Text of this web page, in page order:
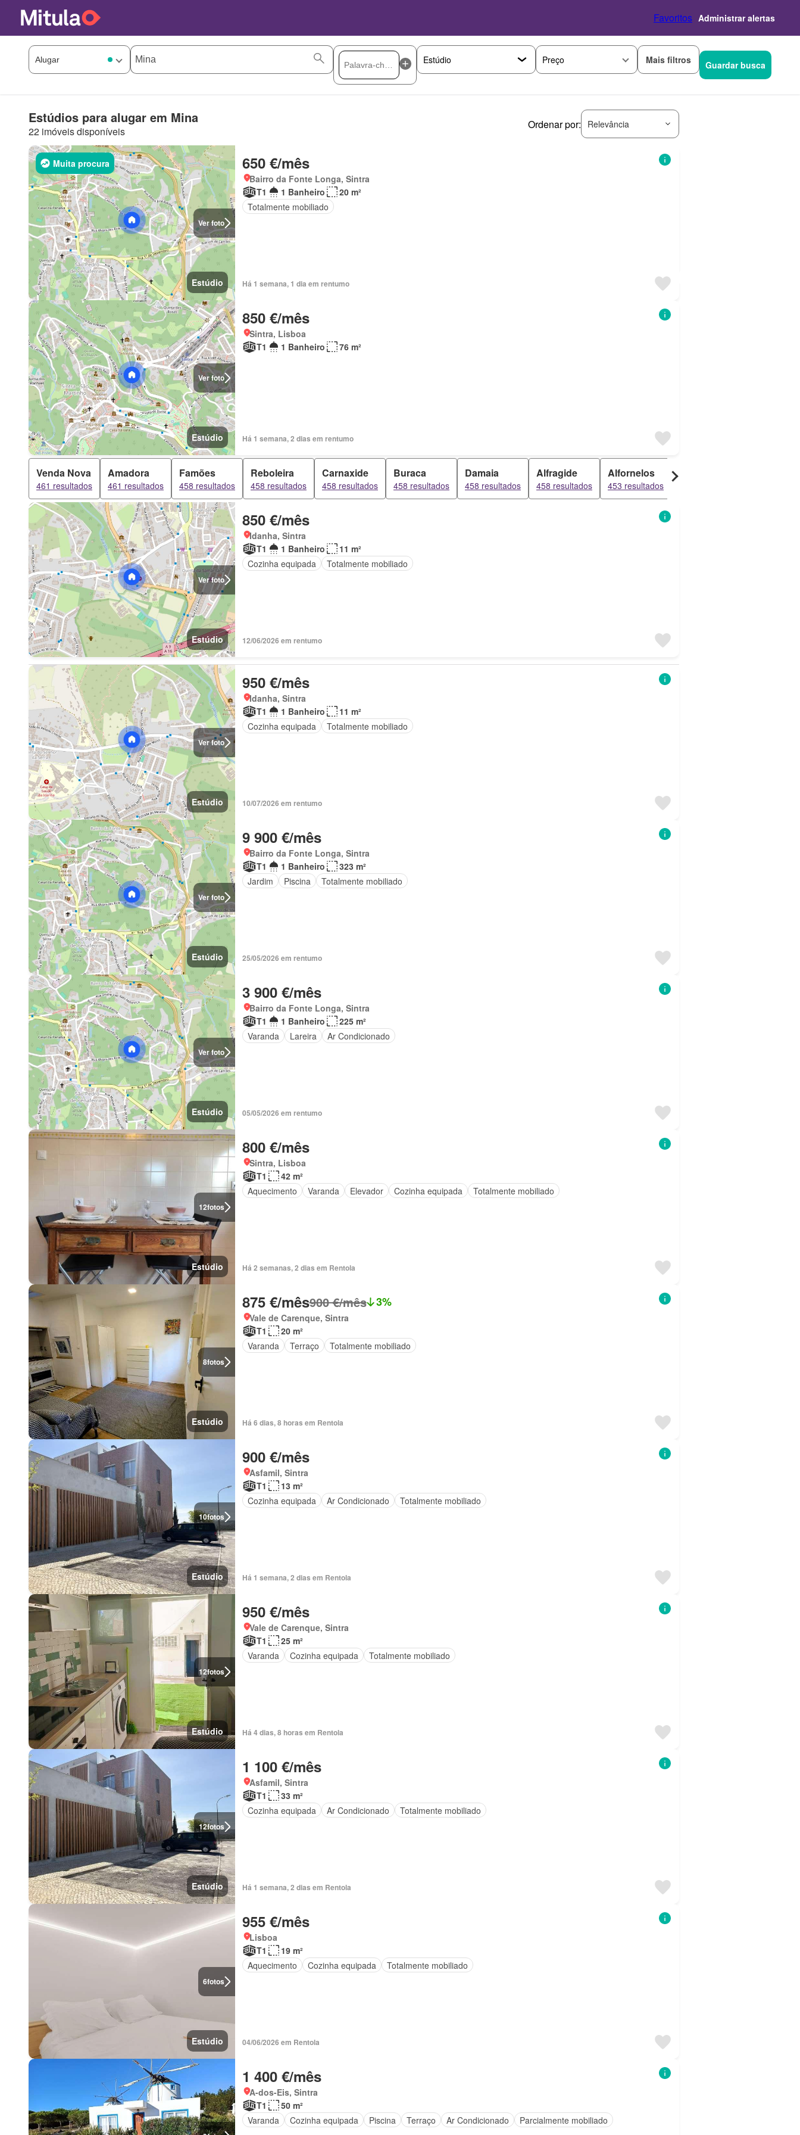
Favoritos Administrar alertas
Preço Mais filtros Guardar busca
Estúdios para alugar em Mina
22 imóveis disponíveis
Ordenar por: Relevância
Ver foto
Muita procura
Estúdio
650 €/mês
Bairro da Fonte Longa, Sintra
T1
1 Banheiro
20 m²
Totalmente mobiliado
Há 1 semana, 1 dia em rentumo
Ver foto
Estúdio
850 €/mês
Sintra, Lisboa
T1
1 Banheiro 76 m²
Há 1 semana, 2 dias em rentumo
Venda Nova
461 resultados
Amadora
461 resultados
Famões
458 resultados
Reboleira
458 resultados
Carnaxide
458 resultados
Buraca
458 resultados
Damaia
458 resultados
Alfragide
458 resultados
Alfornelos
453 resultados
Ver foto
Estúdio
850 €/mês
Idanha, Sintra
T1
1 Banheiro
11 m²
Cozinha equipada
Totalmente mobiliado
12/06/2026 em rentumo
Ver foto
Estúdio
950 €/mês
Idanha, Sintra
T1
1 Banheiro
11 m²
Cozinha equipada
Totalmente mobiliado
10/07/2026 em rentumo
Ver foto
Estúdio
9 900 €/mês
Bairro da Fonte Longa, Sintra
T1
1 Banheiro
323 m²
Jardim
Piscina Totalmente mobiliado
25/05/2026 em rentumo
Ver foto
Estúdio
3 900 €/mês
Bairro da Fonte Longa, Sintra
T1
1 Banheiro
225 m²
Varanda
Lareira Ar Condicionado
05/05/2026 em rentumo
12fotos
Estúdio
800 €/mês
Sintra, Lisboa
T1
42 m²
Aquecimento
Varanda Elevador Cozinha equipada Totalmente mobiliado
Há 2 semanas, 2 dias em Rentola
8fotos
Estúdio
875 €/mês900 €/mês 3%
Vale de Carenque, Sintra
T1
20 m²
Varanda
Terraço Totalmente mobiliado
Há 6 dias, 8 horas em Rentola
10fotos
Estúdio
900 €/mês
Asfamil, Sintra
T1
13 m²
Cozinha equipada
Ar Condicionado Totalmente mobiliado
Há 1 semana, 2 dias em Rentola
12fotos
Estúdio
950 €/mês
Vale de Carenque, Sintra
T1
25 m²
Varanda
Cozinha equipada Totalmente mobiliado
Há 4 dias, 8 horas em Rentola
12fotos
Estúdio
1 100 €/mês
Asfamil, Sintra
T1
33 m²
Cozinha equipada
Ar Condicionado Totalmente mobiliado
Há 1 semana, 2 dias em Rentola
6fotos
Estúdio
955 €/mês
Lisboa
T1
19 m²
Aquecimento
Cozinha equipada Totalmente mobiliado
04/06/2026 em Rentola
1 400 €/mês
A-dos-Eis, Sintra
T1
50 m²
Varanda
Cozinha equipada Piscina Terraço Ar Condicionado Parcialmente mobiliado